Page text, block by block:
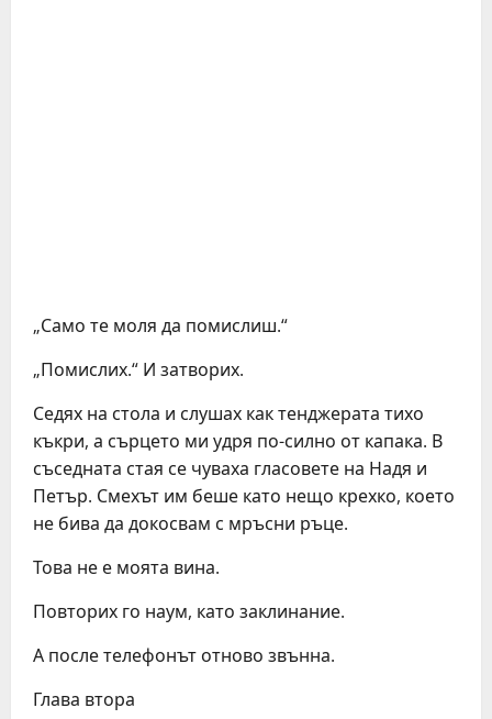
„Само те моля да помислиш.“
„Помислих.“ И затворих.
Седях на стола и слушах как тенджерата тихо
къкри, а сърцето ми удря по-силно от капака. В
съседната стая се чуваха гласовете на Надя и
Петър. Смехът им беше като нещо крехко, което
не бива да докосвам с мръсни ръце.
Това не е моята вина.
Повторих го наум, като заклинание.
А после телефонът отново звънна.
Глава втора